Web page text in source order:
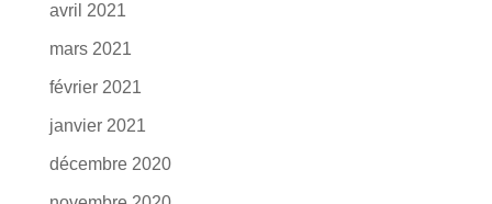
avril 2021
mars 2021
février 2021
janvier 2021
décembre 2020